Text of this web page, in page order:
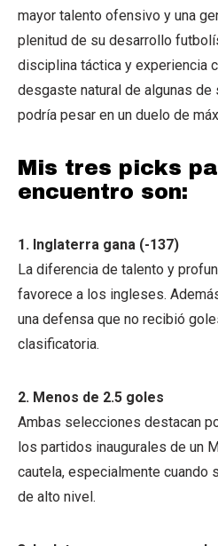
mayor talento ofensivo y una
plenitud de su desarrollo
disciplina táctica y experiencia
desgaste natural de algunas
podría pesar en un duelo de
Mis tres picks
encuentro son:
1. Inglaterra gana (-137)
La diferencia de talento y
favorece a los ingleses.
una defensa que no recibió
clasificatoria.
2. Menos de 2.5 goles
Ambas selecciones destacan
los partidos inaugurales de un
cautela, especialmente cuando
de alto nivel.